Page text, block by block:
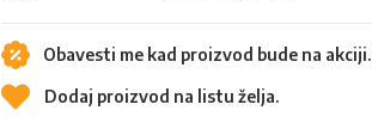
Obavesti me kad proizvod bude na akciji.
Dodaj proizvod na listu želja.